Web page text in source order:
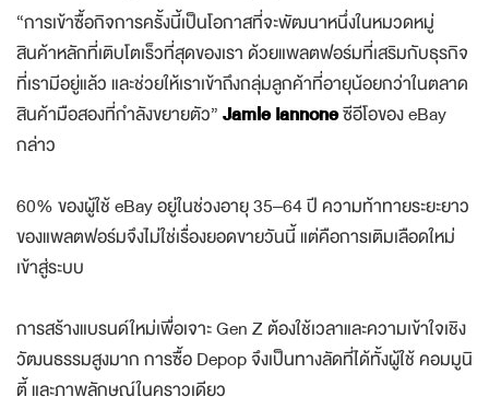
“การเข้าซื้อกิจการครั้งนี้เป็นโอกาสที่จะพัฒนาหนึ่งในหมวดหมู่
สินค้าหลักที่เติบโตเร็วที่สุดของเรา ด้วยแพลตฟอร์มที่เสริมกับธุรกิจ
ที่เรามีอยู่แล้ว และช่วยให้เราเข้าถึงกลุ่มลูกค้าที่อายุน้อยกว่าในตลาด
สินค้ามือสองที่กำลังขยายตัว”Jamie Iannoneซีอีโอของ eBay
กล่าว
60% ของผู้ใช้ eBay อยู่ในช่วงอายุ 35–64 ปี ความท้าทายระยะยาว
ของแพลตฟอร์มจึงไม่ใช่เรื่องยอดขายวันนี้ แต่คือการเติมเลือดใหม่
เข้าสู่ระบบ
การสร้างแบรนด์ใหม่เพื่อเจาะ Gen Z ต้องใช้เวลาและความเข้าใจเชิง
วัฒนธรรมสูงมาก การซื้อ Depop จึงเป็นทางลัดที่ได้ทั้งผู้ใช้ คอมมูนิ
ตี้ และภาพลักษณ์ในคราวเดียว